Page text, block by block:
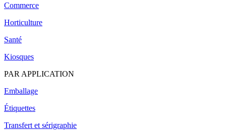
Commerce
Horticulture
Santé
Kiosques
PAR APPLICATION
Emballage
Étiquettes
Transfert et sérigraphie